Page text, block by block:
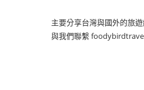
主要分享台灣與國外的旅
與我們聯繫